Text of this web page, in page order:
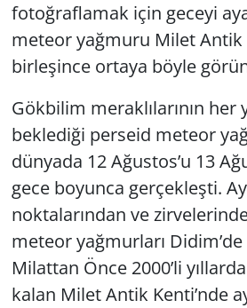
fotoğraflamak için geceyi
meteor yağmuru Milet Antik
birleşince ortaya böyle
Gökbilim meraklılarının her
beklediği perseid meteor
dünyada 12 Ağustos’u 13
gece boyunca gerçekleşti.
noktalarından ve
meteor yağmurları
Milattan Önce 2000’li
kalan Milet Antik Kenti’nde